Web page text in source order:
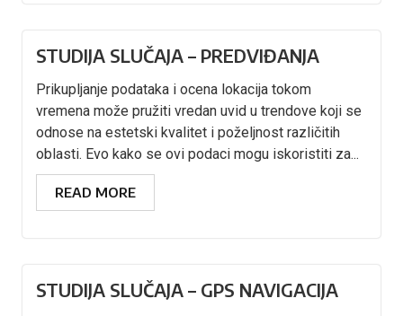
STUDIJA SLUČAJA – PREDVIĐANJA
Prikupljanje podataka i ocena lokacija tokom
vremena može pružiti vredan uvid u trendove koji se
odnose na estetski kvalitet i poželjnost različitih
oblasti. Evo kako se ovi podaci mogu iskoristiti za...
READ MORE
STUDIJA SLUČAJA – GPS NAVIGACIJA